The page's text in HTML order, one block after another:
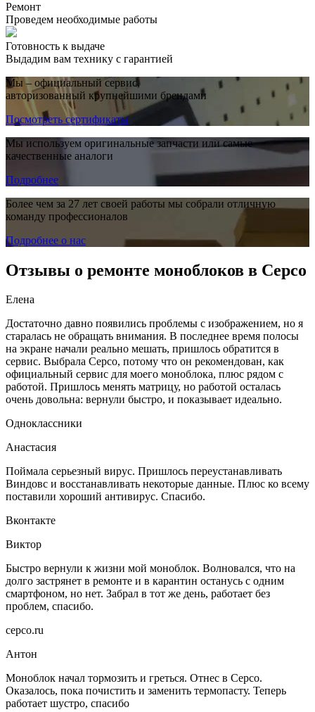
Ремонт
Проведем необходимые работы
Готовность к выдаче
Выдадим вам технику с гарантией
Мы – официальный сервис,
авторизованный крупнейшими брендами
Посмотреть сертификаты
Мы используем оригинальные запчасти или самые
качественные аналоги
Подробнее
Более чем за 27 лет своей работы мы собрали отличную
команду профессионалов
Подробнее о нас
Отзывы о ремонте моноблоков в Серсо
Елена
Достаточно давно появились проблемы с изображением, но я
старалась не обращать внимания. В последнее время полосы
на экране начали реально мешать, пришлось обратится в
сервис. Выбрала Серсо, потому что он рекомендован, как
официальный сервис для моего моноблока, плюс рядом с
работой. Пришлось менять матрицу, но работой осталась
очень довольна: вернули быстро, и показывает идеально.
Одноклассники
Анастасия
Поймала серьезный вирус. Пришлось переустанавливать
Виндовс и восстанавливать некоторые данные. Плюс ко всему
поставили хороший антивирус. Спасибо.
Вконтакте
Виктор
Быстро вернули к жизни мой моноблок. Волновался, что на
долго застрянет в ремонте и в карантин останусь с одним
смартфоном, но нет. Забрал в тот же день, работает без
проблем, спасибо.
серсо.ru
Антон
Моноблок начал тормозить и греться. Отнес в Серсо.
Оказалось, пока почистить и заменить термопасту. Теперь
работает шустро, спасибо